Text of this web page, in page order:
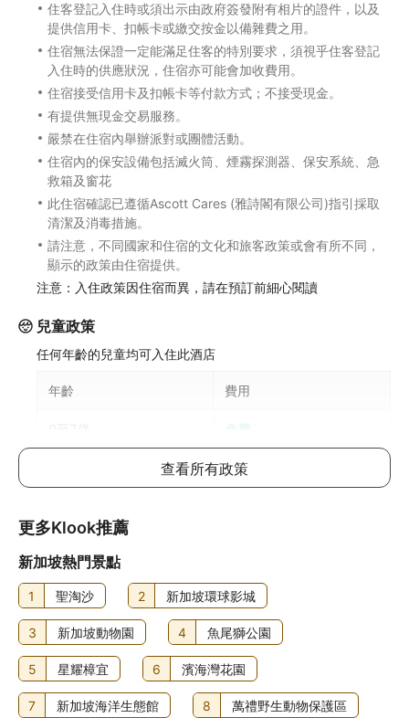
住客登記入住時或須出示由政府簽發附有相片的證件，以及
提供信用卡、扣帳卡或繳交按金以備雜費之用。
住宿無法保證一定能滿足住客的特別要求，須視乎住客登記
入住時的供應狀況，住宿亦可能會加收費用。
住宿接受信用卡及扣帳卡等付款方式；不接受現金。
有提供無現金交易服務。
嚴禁在住宿內舉辦派對或團體活動。
住宿內的保安設備包括滅火筒、煙霧探測器、保安系統、急
救箱及窗花
此住宿確認已遵循Ascott Cares (雅詩閣有限公司)指引採取
清潔及消毒措施。
請注意，不同國家和住宿的文化和旅客政策或會有所不同，
顯示的政策由住宿提供。
注意：入住政策因住宿而異，請在預訂前細心閱讀
兒童政策
任何年齡的兒童均可入住此酒店
年齡 費用
不包餐
免費
7歲以上兒童入住與成人同價
帶更多兒童，請參考以下說明，具體政策因酒店而異
加床政策
此酒店不可加床
如有兒童同行或額外住客可能需支付額外費用，詳情請向酒
店查詢
其他費用
有蓋停車場自助泊車：每晚 SGD13.19
查看所有政策
更多Klook推薦
新加坡熱門景點
1 聖淘沙 2 新加坡環球影城
3 新加坡動物園 4 魚尾獅公園
5 星耀樟宜 6 濱海灣花園
7 新加坡海洋生態館 8 萬禮野生動物保護區